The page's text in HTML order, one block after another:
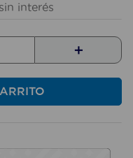
sin interés
＋